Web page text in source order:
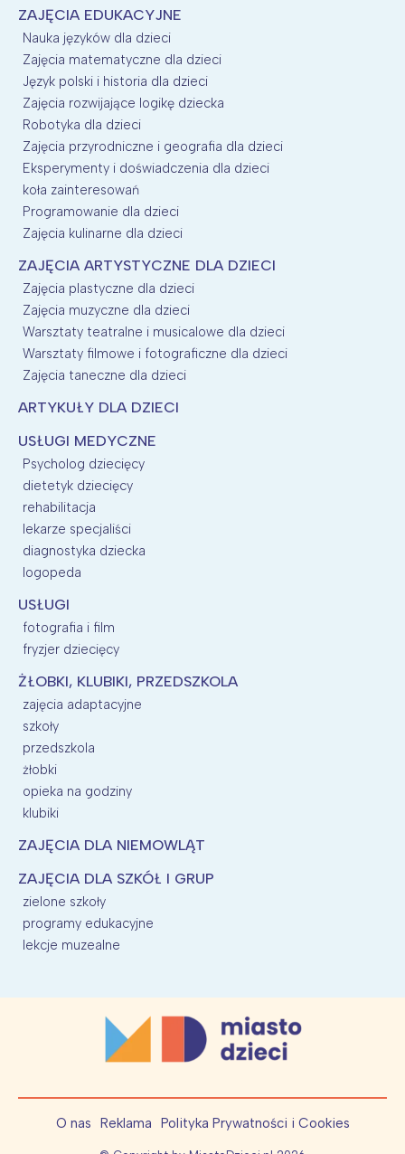
ZAJĘCIA EDUKACYJNE
Nauka języków dla dzieci
Zajęcia matematyczne dla dzieci
Język polski i historia dla dzieci
Zajęcia rozwijające logikę dziecka
Robotyka dla dzieci
Zajęcia przyrodniczne i geografia dla dzieci
Eksperymenty i doświadczenia dla dzieci
koła zainteresowań
Programowanie dla dzieci
Zajęcia kulinarne dla dzieci
ZAJĘCIA ARTYSTYCZNE DLA DZIECI
Zajęcia plastyczne dla dzieci
Zajęcia muzyczne dla dzieci
Warsztaty teatralne i musicalowe dla dzieci
Warsztaty filmowe i fotograficzne dla dzieci
Zajęcia taneczne dla dzieci
ARTYKUŁY DLA DZIECI
USŁUGI MEDYCZNE
Psycholog dziecięcy
dietetyk dziecięcy
rehabilitacja
lekarze specjaliści
diagnostyka dziecka
logopeda
USŁUGI
fotografia i film
fryzjer dziecięcy
ŻŁOBKI, KLUBIKI, PRZEDSZKOLA
zajęcia adaptacyjne
szkoły
przedszkola
żłobki
opieka na godziny
klubiki
ZAJĘCIA DLA NIEMOWLĄT
ZAJĘCIA DLA SZKÓŁ I GRUP
zielone szkoły
programy edukacyjne
lekcje muzealne
O nas Reklama Polityka Prywatności i Cookies